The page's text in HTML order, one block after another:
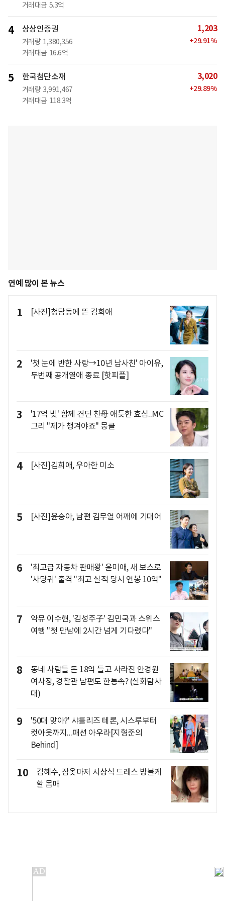
거래대금 5.3억
4 상상인증권
거래량 1,380,356
거래대금 16.6억
1,203
+29.91%
5 한국첨단소재
거래량 3,991,467
거래대금 118.3억
3,020
+29.89%
연예 많이 본 뉴스
1 [사진]청담동에 뜬 김희애
2
'첫 눈에 반한 사랑→10년 남사친' 아이유,
두번째 공개열애 종료 [핫피플]
3
'17억 빚' 함께 견딘 친母 애틋한 효심..MC
그리 "제가 챙겨야죠" 뭉클
4 [사진]김희애, 우아한 미소
5 [사진]윤승아, 남편 김무열 어깨에 기대어
6
'최고급 자동차 판매왕' 윤미애, 새 보스로
'사당귀' 출격 "최고 실적 당시 연봉 10억"
7
악뮤 이수현, '김성주子' 김민국과 스위스
여행 "첫 만남에 2시간 넘게 기다렸다"
8
동네 사람들 돈 18억 들고 사라진 안경원
여사장, 경찰관 남편도 한통속? (실화탐사
대)
9
'50대 맞아?' 샤를리즈 테론, 시스루부터
컷아웃까지...패션 아우라[지형준의
Behind]
10
김혜수, 잠옷마저 시상식 드레스 방불케
할 몸매